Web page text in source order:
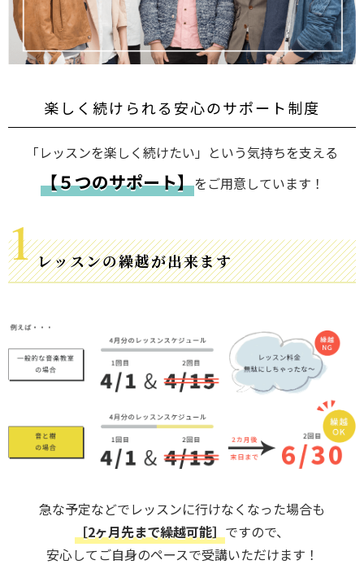
楽しく続けられる安心のサポート制度
「レッスンを楽しく続けたい」という気持ちを支える
【５つのサポート】をご用意しています！
レッスンの繰越が出来ます
急な予定などでレッスンに行けなくなった場合も
［2ヶ月先まで繰越可能］ ですので、
安心してご自身のペースで受講いただけます！